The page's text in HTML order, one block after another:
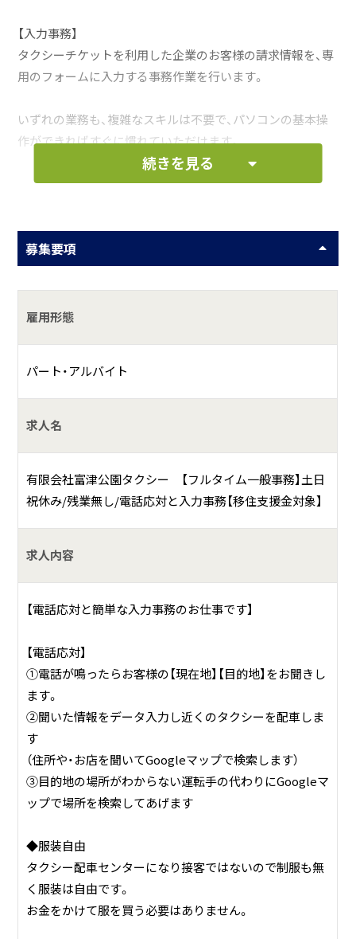
【入力事務】
タクシーチケットを利用した企業のお客様の請求情報を、専
用のフォームに入力する事務作業を行います。
いずれの業務も、複雑なスキルは不要で、パソコンの基本操
作ができればすぐに慣れていただけます。
お仕事の一例として、以下のような業務を想定し
タクシーの配車業務
入力事務
その他付随する業務
何をしている会社？
当社は創業50年以上の歴史を持つ、富津市・君津市に密着し
地域の方々の「足」として、お客様を目的地まで安全にお送り
することを大切にしています。
るなど、タクシー利用を積極的に支援しているため、将来的
にも需要が安定している会社です。
続きを見る
募集要項
雇用形態
パート・アルバイト
求人名
有限会社富津公園タクシー 【フルタイム一般事務】土日
祝休み/残業無し/電話応対と入力事務【移住支援金対象】
求人内容
【電話応対と簡単な入力事務のお仕事です】
【電話応対】
①電話が鳴ったらお客様の【現在地】【目的地】をお聞きし
ます。
②聞いた情報をデータ入力し近くのタクシーを配車しま
す
（住所や・お店を聞いてGoogleマップで検索します）
③目的地の場所がわからない運転手の代わりにGoogleマ
ップで場所を検索してあげます
◆服装自由
タクシー配車センターになり接客ではないので制服も無
く服装は自由です。
お金をかけて服を買う必要はありません。